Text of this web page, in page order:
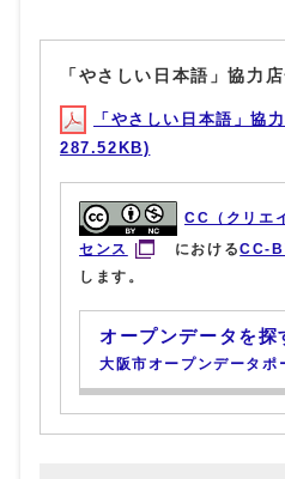
「やさしい日本語」協力
「やさしい日本語」協
287.52KB)
CC（クリエ
センス
におけるCC-
します。
オープンデータを探
大阪市オープンデータポ